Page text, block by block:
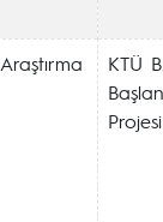
Araştırma
KTÜ
Projesi